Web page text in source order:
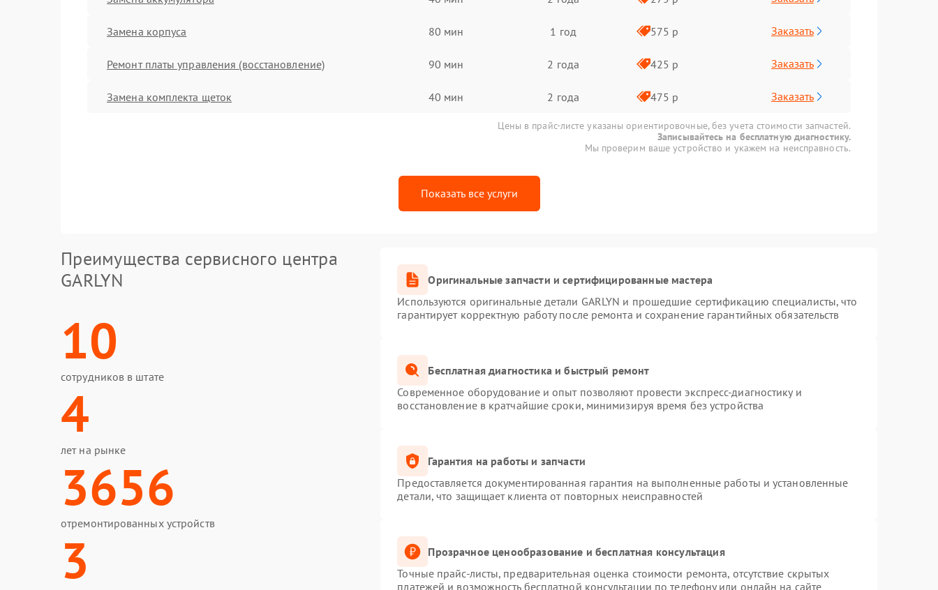
Замена корпуса 80 мин 1 год 575 р Заказать
Ремонт платы управления (восстановление) 90 мин 2 года 425 р Заказать
Замена комплекта щеток 40 мин 2 года 475 р Заказать
Цены в прайс-листе указаны ориентировочные, без учета стоимости запчастей.
Записывайтесь на бесплатную диагностику.
Мы проверим ваше устройство и укажем на неисправность.
Показать все услуги
Преимущества сервисного центра
GARLYN
10
сотрудников в штате
4
лет на рынке
3656
отремонтированных устройств
3
Оригинальные запчасти и сертифицированные мастера
Используются оригинальные детали GARLYN и прошедшие сертификацию специалисты, что
гарантирует корректную работу после ремонта и сохранение гарантийных обязательств
Бесплатная диагностика и быстрый ремонт
Современное оборудование и опыт позволяют провести экспресс-диагностику и
восстановление в кратчайшие сроки, минимизируя время без устройства
Гарантия на работы и запчасти
Предоставляется документированная гарантия на выполненные работы и установленные
детали, что защищает клиента от повторных неисправностей
Прозрачное ценообразование и бесплатная консультация
Точные прайс-листы, предварительная оценка стоимости ремонта, отсутствие скрытых
платежей и возможность бесплатной консультации по телефону или онлайн на сайте